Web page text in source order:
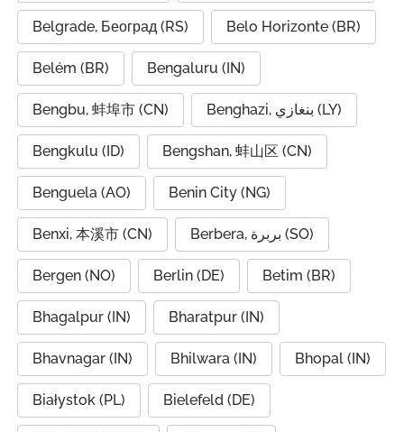
Belgrade, Београд (RS) Belo Horizonte (BR)
Belém (BR) Bengaluru (IN)
Bengbu, 蚌埠市 (CN) Benghazi, بنغازي (LY)
Bengkulu (ID) Bengshan, 蚌山区 (CN)
Benguela (AO) Benin City (NG)
Benxi, 本溪市 (CN) Berbera, بربرة (SO)
Bergen (NO) Berlin (DE) Betim (BR)
Bhagalpur (IN) Bharatpur (IN)
Bhavnagar (IN) Bhilwara (IN) Bhopal (IN)
Białystok (PL) Bielefeld (DE)